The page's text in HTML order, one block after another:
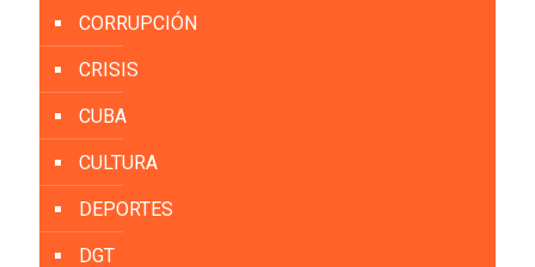
CORRUPCIÓN
CRISIS
CUBA
CULTURA
DEPORTES
DGT